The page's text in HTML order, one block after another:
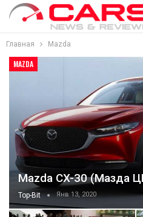
Главная Mazda
MAZDA
Mazda CX-30 (Мазда
Top-Bit Янв 13, 2020